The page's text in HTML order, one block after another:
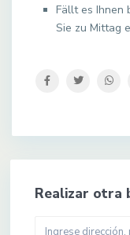
Fällt es Ihnen
Sie zu Mittag
Realizar otra